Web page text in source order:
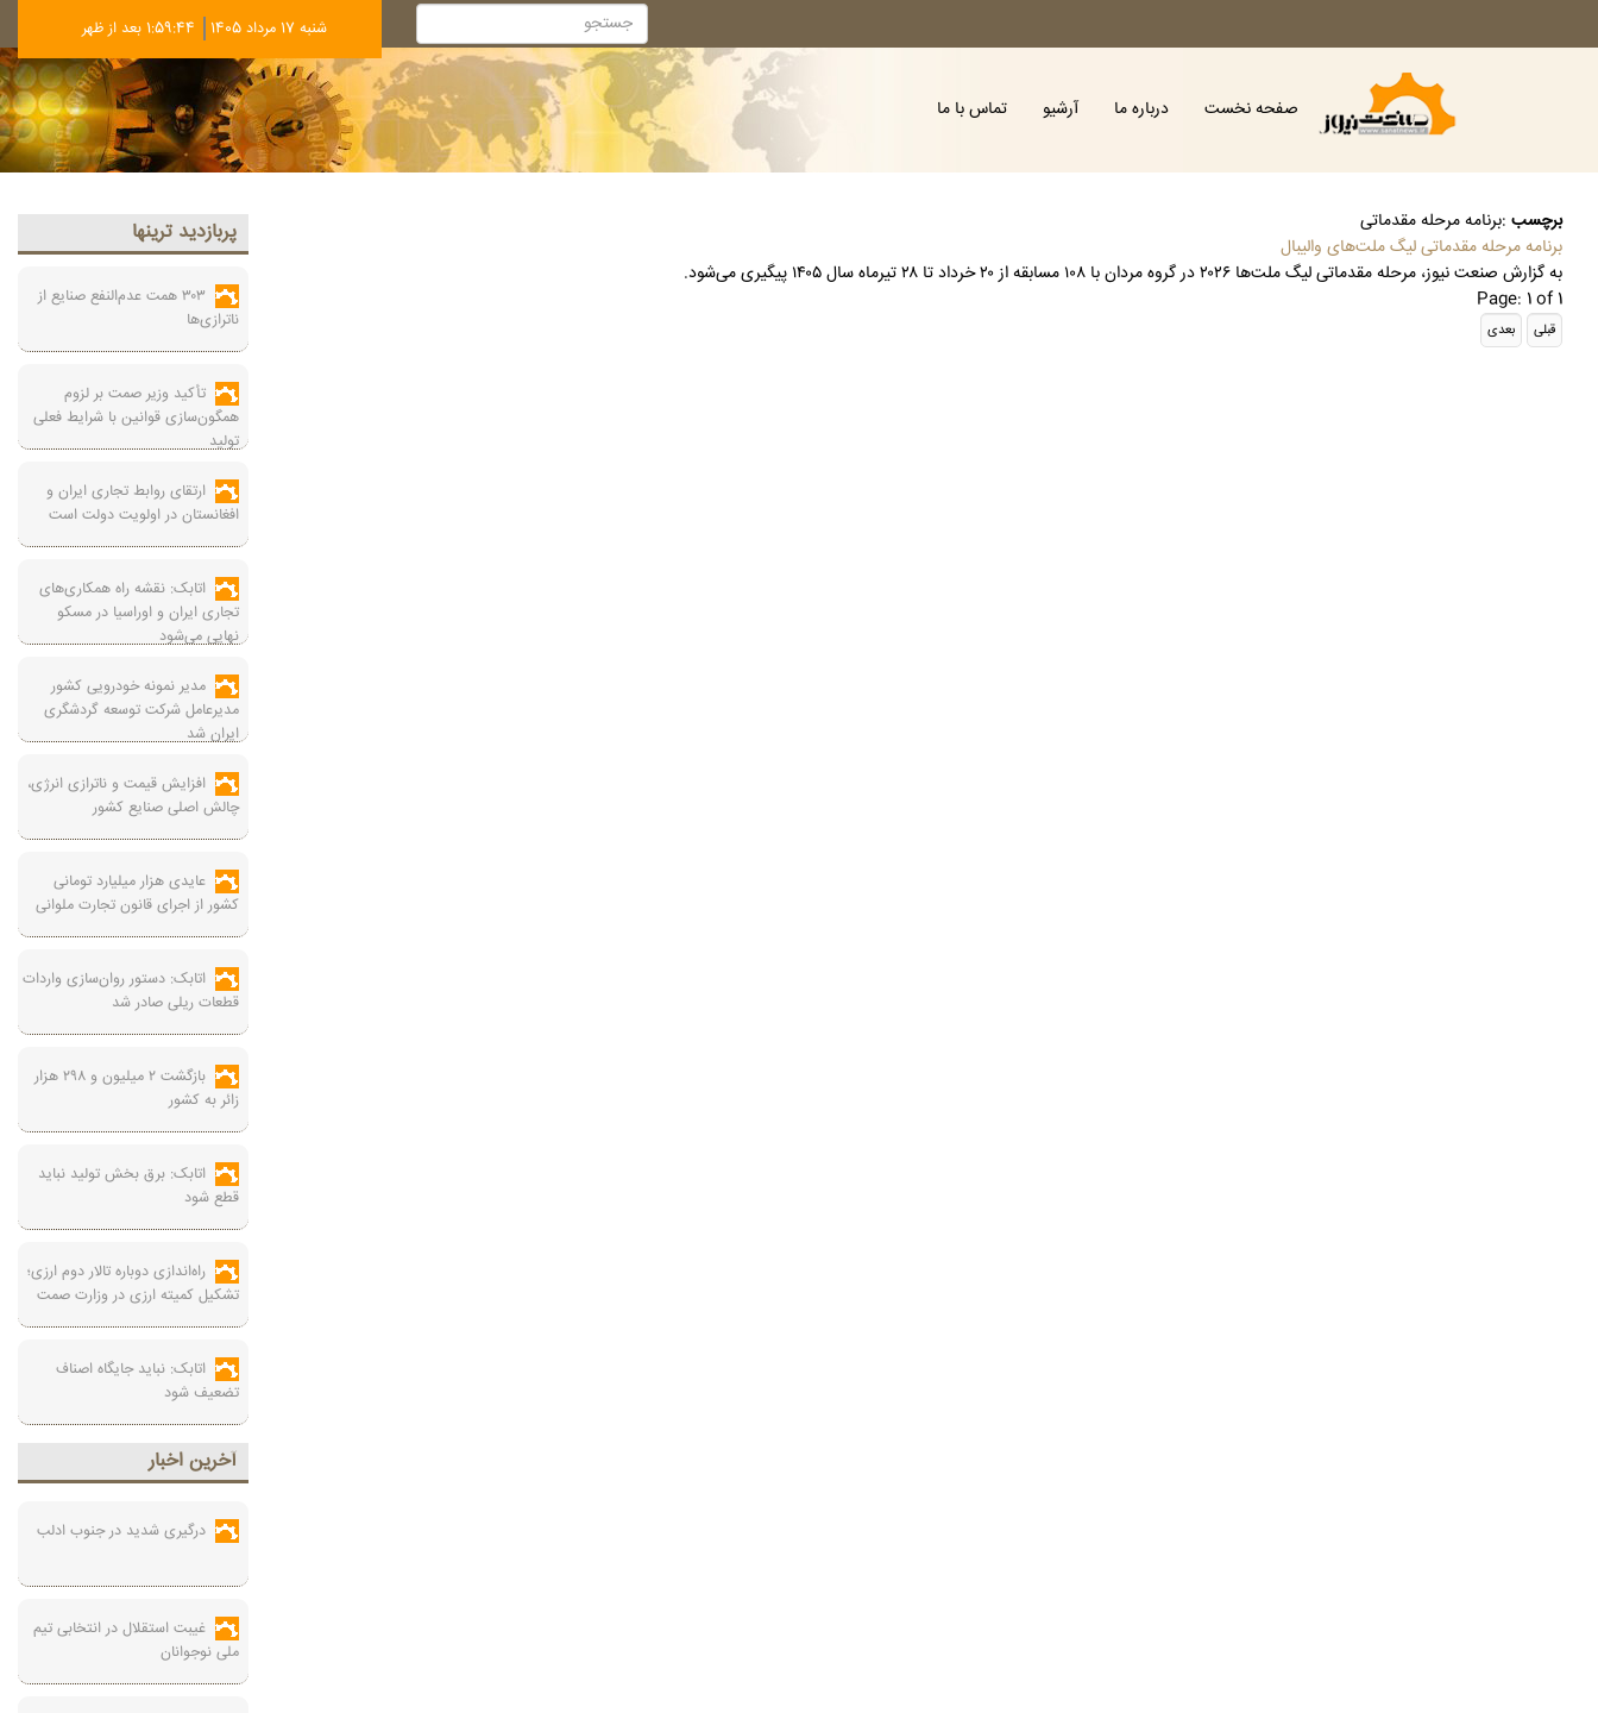
شنبه 17 مرداد 1405 1:59:45 بعد از ظهر
صفحه نخست درباره ما آرشیو تماس با ما
برچسب :برنامه مرحله مقدماتی
برنامه مرحله مقدماتی لیگ ملت‌های والیبال
به گزارش صنعت نیوز، مرحله مقدماتی لیگ ملت‌ها ۲۰۲۶ در گروه مردان با ۱۰۸ مسابقه از ۲۰ خرداد تا ۲۸ تیرماه سال ۱۴۰۵ پیگیری می‌شود.
Page: 1 of 1
پربازديد ترينها
۳۰۳ همت عدم‌النفع صنایع از
ناترازی‌ها
تأکید وزیر صمت بر لزوم
همگون‌سازی قوانین با شرایط فعلی
تولید
ارتقای روابط تجاری ایران و
افغانستان در اولویت دولت است
اتابک: نقشه راه همکاری‌های
تجاری ایران و اوراسیا در مسکو
نهایی می‌شود
مدیر نمونه خودرویی کشور
مدیرعامل شرکت توسعه گردشگری
ایران شد
افزایش قیمت و ناترازی انرژی،
چالش اصلی صنایع کشور
عایدی هزار میلیارد تومانی
کشور از اجرای قانون تجارت ملوانی
اتابک: دستور روان‌سازی واردات
قطعات ریلی صادر شد
بازگشت ۲ میلیون و ۲۹۸ هزار
زائر به کشور
اتابک: برق بخش تولید نباید
قطع شود
راه‌اندازی دوباره تالار دوم ارزی؛
تشکیل کمیته ارزی در وزارت صمت
اتابک: نباید جایگاه اصناف
تضعیف شود
آخرين اخبار
درگیری شدید در جنوب ادلب
غیبت استقلال در انتخابی تیم
ملی نوجوانان